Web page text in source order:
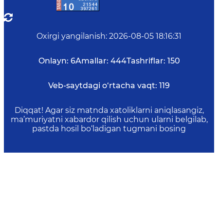
Oxirgi yangilanish: 2026-08-05 18:16:31
Onlayn: 6Amallar: 444Tashriflar: 150
Veb-saytdagi o‘rtacha vaqt: 119
Diqqat! Agar siz matnda xatoliklarni aniqlasangiz,
ma’muriyatni xabardor qilish uchun ularni belgilab,
pastda hosil bo‘ladigan tugmani bosing